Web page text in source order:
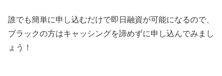
誰でも簡単に申し込むだけで即日融資が可能になるので、
ブラックの方はキャッシングを諦めずに申し込んでみまし
ょう！